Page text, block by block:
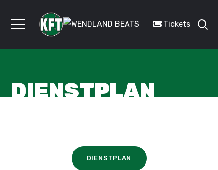
Tickets
DIENSTPLAN
DIENSTPLAN